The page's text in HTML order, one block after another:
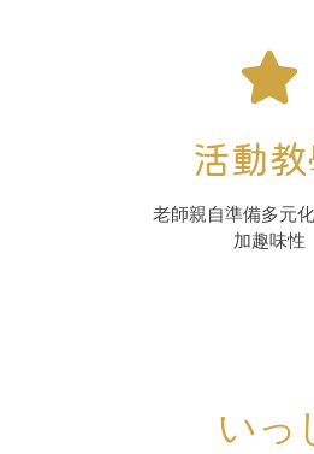
活動
老師親自準備多元
加趣味性
いっ